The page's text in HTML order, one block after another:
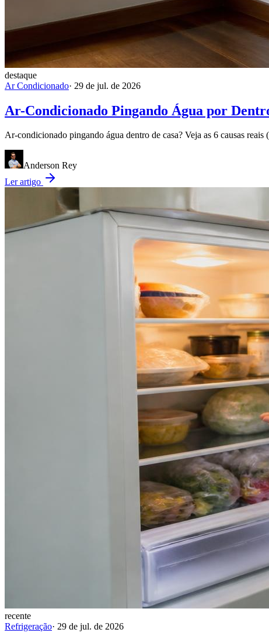
destaque
Ar Condicionado· 29 de jul. de 2026
Ar-Condicionado Pingando Água por
Ar-condicionado pingando água dentro de casa? Veja as 6 causas
Anderson Rey
Ler artigo
recente
Refrigeração· 29 de jul. de 2026